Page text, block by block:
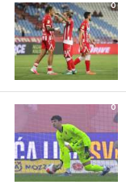
0
0